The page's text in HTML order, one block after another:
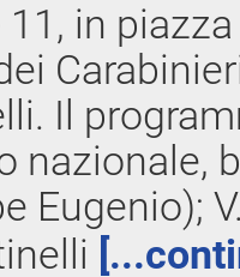
11, in
Il
nazionale,
Eugenio);